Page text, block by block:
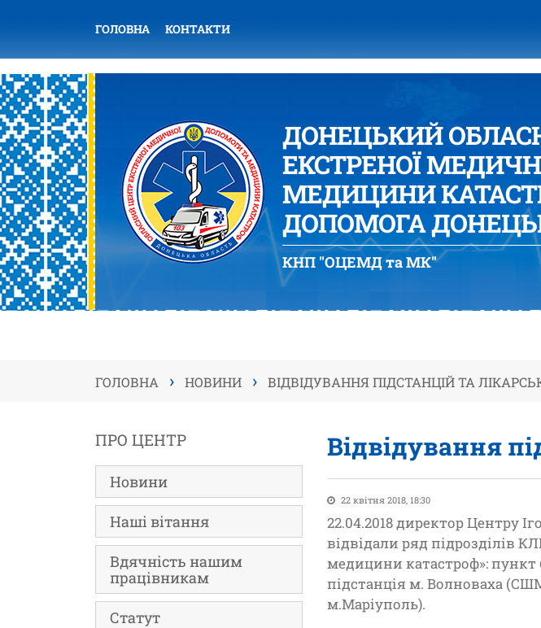
ГОЛОВНА КОНТАКТИ
ДОНЕЦЬКИЙ
ЕКСТРЕНОЇ
МЕДИЦИНИ
ДОПОМОГА
КНП "ОЦЕМД та МК"
ГОЛОВНА › НОВИНИ › ВІДВІДУВАННЯ ПІДСТАНЦІЙ ТА
ПРО ЦЕНТР
Новини
Наші вітання
Вдячність нашим
працівникам
Статут
Відвідування
22 квітня 2018, 18:30
22.04.2018 директор Центру
відвідали ряд підрозділів
медицини катастроф»: пункт
підстанція м. Волноваха
м.Маріуполь).